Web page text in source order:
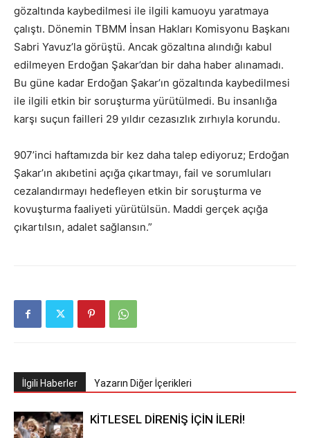
gözaltında kaybedilmesi ile ilgili kamuoyu yaratmaya
çalıştı. Dönemin TBMM İnsan Hakları Komisyonu Başkanı
Sabri Yavuz’la görüştü. Ancak gözaltına alındığı kabul
edilmeyen Erdoğan Şakar’dan bir daha haber alınamadı.
Bu güne kadar Erdoğan Şakar’ın gözaltında kaybedilmesi
ile ilgili etkin bir soruşturma yürütülmedi. Bu insanlığa
karşı suçun failleri 29 yıldır cezasızlık zırhıyla korundu.
907’inci haftamızda bir kez daha talep ediyoruz; Erdoğan
Şakar’ın akıbetini açığa çıkartmayı, fail ve sorumluları
cezalandırmayı hedefleyen etkin bir soruşturma ve
kovuşturma faaliyeti yürütülsün. Maddi gerçek açığa
çıkartılsın, adalet sağlansın.”
İlgili Haberler Yazarın Diğer İçerikleri
KİTLESEL DİRENİŞ İÇİN İLERİ!